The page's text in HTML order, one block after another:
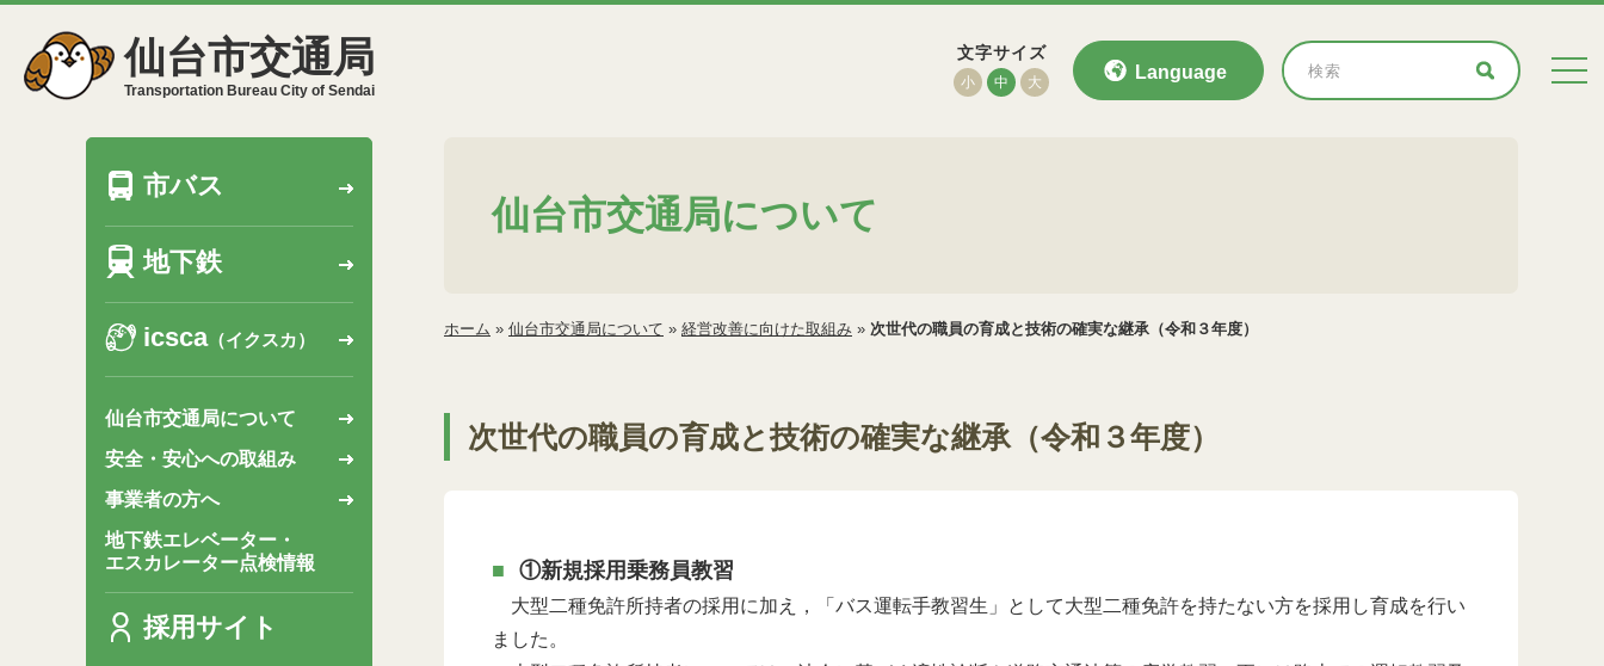
仙台市交通局
Transportation Bureau City of Sendai
Language
文字サイズ
小 中 大
仙台市交通局について
ホーム » 仙台市交通局について » 経営改善に向けた取組み » 次世代の職員の育成と技術の確実な継承（令和３年度）
次世代の職員の育成と技術の確実な継承（令和３年度）
①新規採用乗務員教習
大型二種免許所持者の採用に加え，「バス運転手教習生」として大型二種免許を持たない方を採用し育成を行い
ました。
市バス
地下鉄
icsca（イクスカ）
仙台市交通局について
安全・安心への取組み
事業者の方へ
地下鉄エレベーター・
エスカレーター点検情報
採用サイト